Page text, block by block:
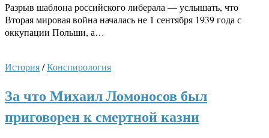
Разрыв шаблона российского либерала — услышать, что
Вторая мировая война началась не 1 сентября 1939 года с
оккупации Польши, а…
История/Конспирология
За что Михаил Ломоносов был
приговорен к смертной казни